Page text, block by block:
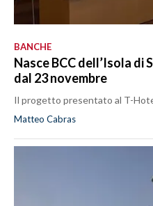
BANCHE
Nasce BCC dell’Isola di
dal 23 novembre
Il progetto presentato al T-
Matteo Cabras